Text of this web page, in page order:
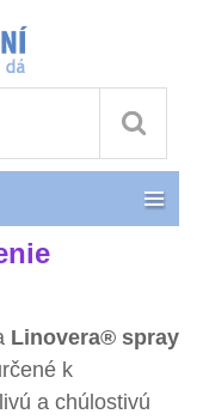
Linovera® spray
k
a chúlostivú